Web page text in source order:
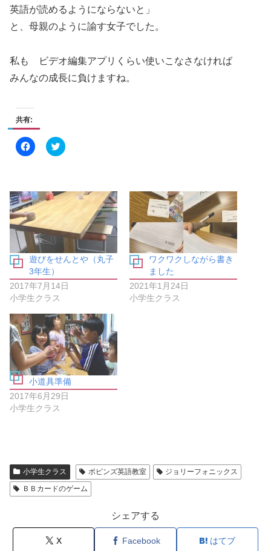
英語が読めるようにならないと」
と、母親のように諭す女子でした。
私も ビデオ編集アプリくらい使いこなさなければ
みんなの成長に負けますね。
共有:
F
a
o
k
で
共
有
す
る
に
は
ク
リ
ッ
ク
し
て
さ
い
(
新
し
い
ウ
ィ
ン
ド
ウ
で
ク
リ
T
w
e
r
で
共
有
新
し
ン
ド
ウ
で
開
き
ま
す
)
遊びをせんとや（丸子
3年生）
2017年7月14日
小学生クラス
ワクワクしながら書き
ました
2021年1月24日
小学生クラス
小道具準備
2017年6月29日
小学生クラス
小学生クラス ポピンズ英語教室
ジョリーフォニックス
ＢＢカードのゲーム
シェアする
X Facebook はてブ